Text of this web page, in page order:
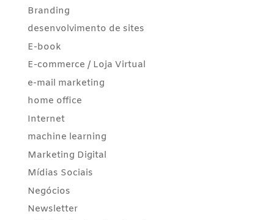
Branding
desenvolvimento de sites
E-book
E-commerce / Loja Virtual
e-mail marketing
home office
Internet
machine learning
Marketing Digital
Mídias Sociais
Negócios
Newsletter